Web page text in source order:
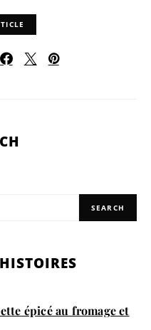
SEARCH
épicé au fromage et